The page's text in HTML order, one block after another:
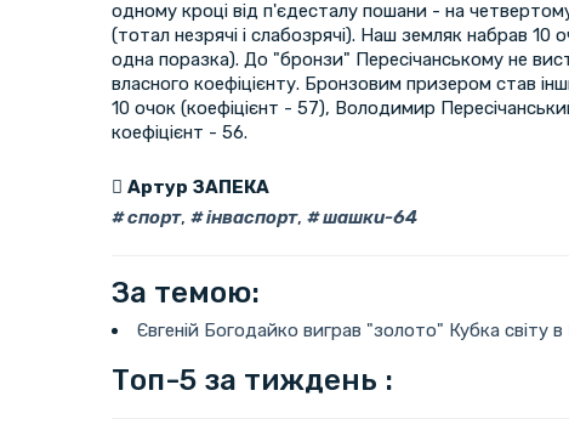
одному кроці від п'єдесталу пошани - на четвертому
(тотал незрячі і слабозрячі). Наш земляк набрав 10
одна поразка). До "бронзи" Пересічанському не
власного коефіцієнту. Бронзовим призером став
10 очок (коефіцієнт - 57), Володимир
коефіцієнт - 56.
Артур ЗАПЕКА
спорт, інваспорт, шашки-64
За темою:
Євгеній Богодайко виграв "золото" Кубка світу
Топ-5 за тиждень :